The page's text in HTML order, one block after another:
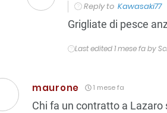
Reply to Kawasaki77
Grigliate di pesce
Last edited 1 mese fa by
maurone 1 mese fa
Chi fa un contratto a Lazaro